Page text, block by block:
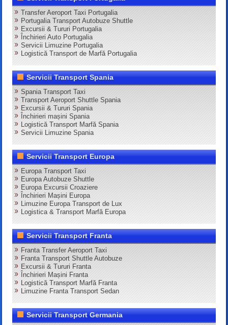
Transfer Aeroport Taxi Portugalia
Portugalia Transport Autobuze Shuttle
Excursii & Tururi Portugalia
Închirieri Auto Portugalia
Servicii Limuzine Portugalia
Logistică Transport de Marfă Portugalia
Servicii Transport Spania
Spania Transport Taxi
Transport Aeroport Shuttle Spania
Excursii & Tururi Spania
Închirieri mașini Spania
Logistică Transport Marfă Spania
Servicii Limuzine Spania
Servicii Transport Europa
Europa Transport Taxi
Europa Autobuze Shuttle
Europa Excursii Croaziere
Închirieri Mașini Europa
Limuzine Europa Transport de Lux
Logistica & Transport Marfă Europa
Servicii Transport Franta
Franta Transfer Aeroport Taxi
Franta Transport Shuttle Autobuze
Excursii & Tururi Franta
Închirieri Mașini Franta
Logistică Transport Marfă Franta
Limuzine Franta Transport Sedan
Servicii Transport Germania